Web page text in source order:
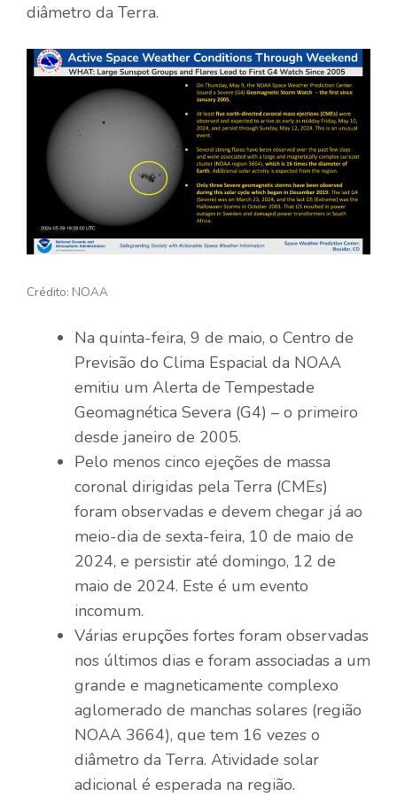
diâmetro da Terra.
Crédito: NOAA
Na quinta-feira, 9 de maio, o Centro de
Previsão do Clima Espacial da NOAA
emitiu um Alerta de Tempestade
Geomagnética Severa (G4) – o primeiro
desde janeiro de 2005.
Pelo menos cinco ejeções de massa
coronal dirigidas pela Terra (CMEs)
foram observadas e devem chegar já ao
meio-dia de sexta-feira, 10 de maio de
2024, e persistir até domingo, 12 de
maio de 2024. Este é um evento
incomum.
Várias erupções fortes foram observadas
nos últimos dias e foram associadas a um
grande e magneticamente complexo
aglomerado de manchas solares (região
NOAA 3664), que tem 16 vezes o
diâmetro da Terra. Atividade solar
adicional é esperada na região.